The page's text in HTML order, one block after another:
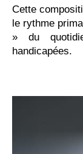
Cette
le rythme
» du
handicapées.